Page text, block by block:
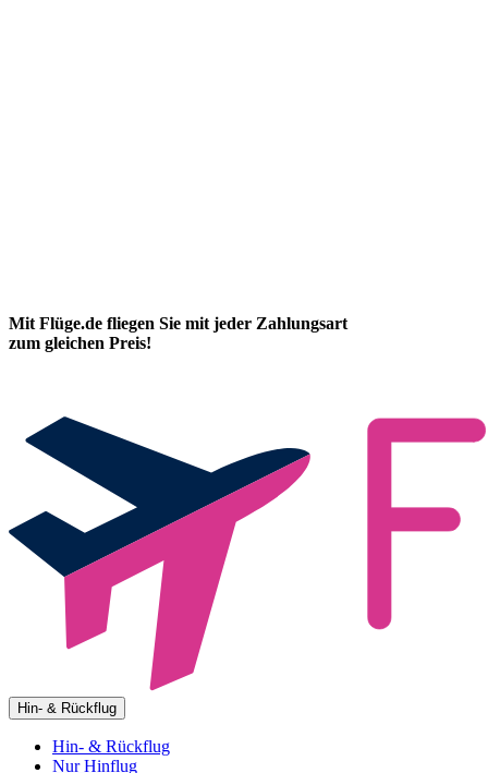
Mit Flüge.de fliegen Sie mit jeder Zahlungsart
zum gleichen Preis!
Hin- & Rückflug
Hin- & Rückflug
Nur Hinflug